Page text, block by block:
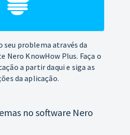
seu problema através da
Nero KnowHow Plus. Faça o
a partir daqui e siga as
da aplicação.
no software Nero